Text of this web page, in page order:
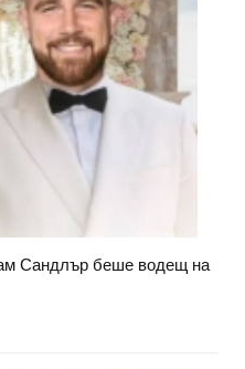
Сандлър беше водещ на